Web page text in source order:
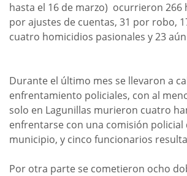
hasta el 16 de marzo) ocurrieron 266
por ajustes de cuentas, 31 por robo,
cuatro homicidios pasionales y 23
Durante el último mes se llevaron a
enfrentamiento policiales, con al
solo en Lagunillas murieron cuatro
enfrentarse con una comisión policial
municipio, y cinco funcionarios
Por otra parte se cometieron ocho